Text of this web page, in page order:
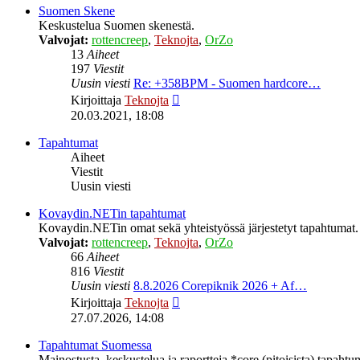
Suomen Skene
Keskustelua Suomen skenestä.
Valvojat: rottencreep, Teknojta, OrZo
13Aiheet
197 Viestit
Uusin viesti Re: +358BPM - Suomen hardcore…
Kirjoittaja Teknojta
20.03.2021, 18:08
Tapahtumat
Aiheet
Viestit
Uusin viesti
Kovaydin.NETin tapahtumat
Kovaydin.NETin omat sekä yhteistyössä järjestetyt tapahtumat.
Valvojat: rottencreep, Teknojta, OrZo
66Aiheet
816 Viestit
Uusin viesti 8.8.2026 Corepiknik 2026 + Af…
Kirjoittaja Teknojta
27.07.2026, 14:08
Tapahtumat Suomessa